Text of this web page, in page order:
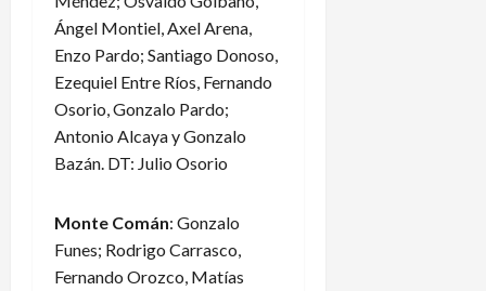
Ángel Montiel, Axel Arena,
Enzo Pardo; Santiago Donoso,
Ezequiel Entre Ríos, Fernando
Osorio, Gonzalo Pardo;
Antonio Alcaya y Gonzalo
Bazán. DT: Julio Osorio
Monte Comán: Gonzalo
Funes; Rodrigo Carrasco,
Fernando Orozco, Matías